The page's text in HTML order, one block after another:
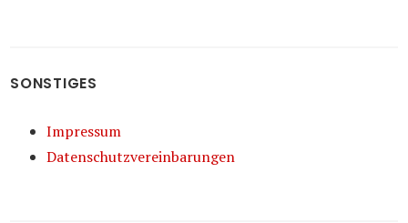
SONSTIGES
Impressum
Datenschutzvereinbarungen